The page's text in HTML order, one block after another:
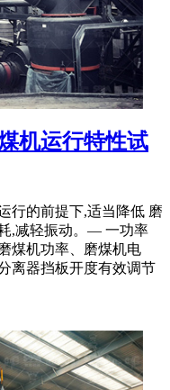
机运行特性试
行的前提下,适当降低 磨
,减轻振动。— 一功率
煤机功率、磨煤机电
离器挡板开度有效调节